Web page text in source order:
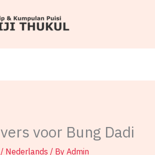
vers voor Bung Dadi
/ Nederlands / By Admin